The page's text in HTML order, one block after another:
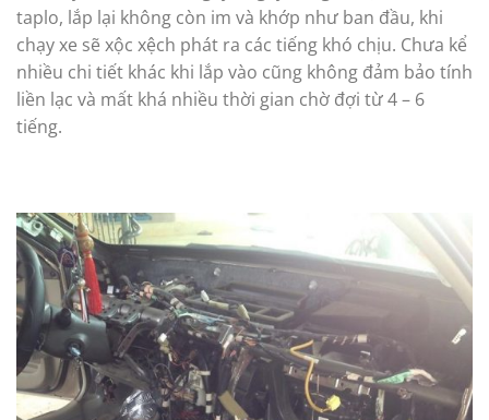
taplo, lắp lại không còn im và khớp như ban đầu, khi
chạy xe sẽ xộc xệch phát ra các tiếng khó chịu. Chưa kể
nhiều chi tiết khác khi lắp vào cũng không đảm bảo tính
liền lạc và mất khá nhiều thời gian chờ đợi từ 4 – 6
tiếng.